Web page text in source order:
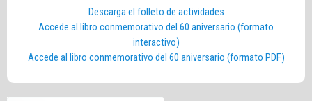
Descarga el folleto de actividades
Accede al libro conmemorativo del 60 aniversario (formato
interactivo)
Accede al libro conmemorativo del 60 aniversario (formato PDF)